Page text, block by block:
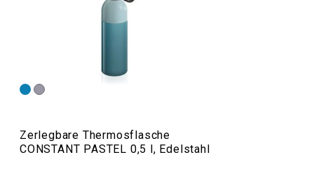
und praktische Flaschen ganz aus Edelstahl. Wir stellen
sie aus hochwertigem Edelstahl her. Bei normalem
können Thermoskannen natürlich auch zur Aufbewahrung
von gekühlten Getränken verwendet werden.
Outdoor-Aktivitäten
Zerlegbare Thermosflasche
CONSTANT PASTEL 0,5 l, Edelstahl